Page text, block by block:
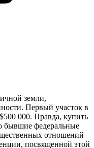
земли,
Первый участок в
000. Правда, купить
бывшие федеральные
отношений
посвященной этой